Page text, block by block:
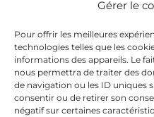
Gérer le
Pour offrir les meilleures
technologies telles que les
informations des appareils. Le
nous permettra de traiter des
de navigation ou les ID uniques
consentir ou de retirer son
négatif sur certaines
Réalisations
NOUS CONTACTER